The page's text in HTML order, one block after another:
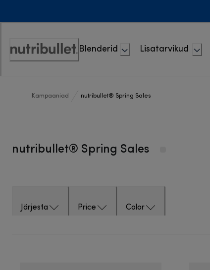
Accessibility
Blenderid Lisatarvikud
Kampaaniad nutribullet® Spring Sales
nutribullet® Spring Sales
Järjesta Price Color